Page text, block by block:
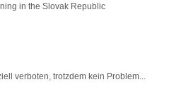
in the Slovak Republic
verboten, trotzdem kein Problem...